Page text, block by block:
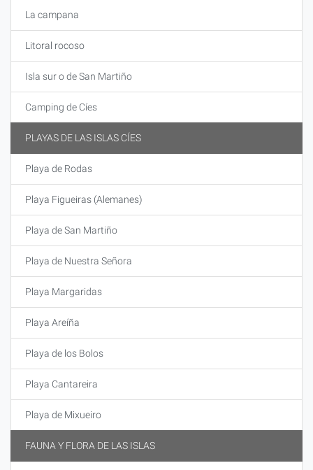
La campana
Litoral rocoso
Isla sur o de San Martiño
Camping de Cíes
PLAYAS DE LAS ISLAS CÍES
Playa de Rodas
Playa Figueiras (Alemanes)
Playa de San Martiño
Playa de Nuestra Señora
Playa Margaridas
Playa Areíña
Playa de los Bolos
Playa Cantareira
Playa de Mixueiro
FAUNA Y FLORA DE LAS ISLAS